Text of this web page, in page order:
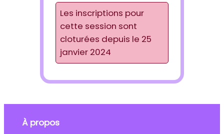
Les inscriptions pour
cette session sont
cloturées depuis le 25
janvier 2024
À propos